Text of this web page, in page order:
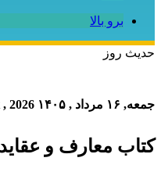
برو بالا
حدیث روز
جمعه, ۱۶ مرداد , ۱۴۰۵ 2026
کتاب معارف و عقاید ۴